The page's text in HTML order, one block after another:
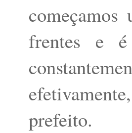
frentes e é
prefeito.